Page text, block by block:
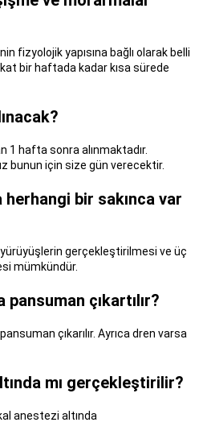
fizyolojik yapısına bağlı olarak belli
bir haftada kadar kısa sürede
1 hafta sonra alınmaktadır.
bunun için size gün verecektir.
bir sakınca var
gerçekleştirilmesi ve üç
mümkündür.
çıkartılır?
çıkarılır. Ayrıca dren varsa
mı gerçekleştirilir?
anestezi altında